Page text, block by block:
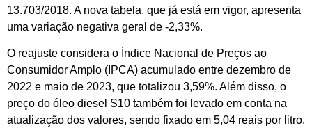
13.703/2018. A nova tabela, que já está em vigor, apresenta
uma variação negativa geral de -2,33%.
O reajuste considera o Índice Nacional de Preços ao
Consumidor Amplo (IPCA) acumulado entre dezembro de
2022 e maio de 2023, que totalizou 3,59%. Além disso, o
preço do óleo diesel S10 também foi levado em conta na
atualização dos valores, sendo fixado em 5,04 reais por litro,